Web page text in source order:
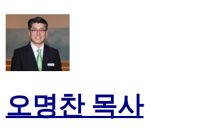
오명찬 목사